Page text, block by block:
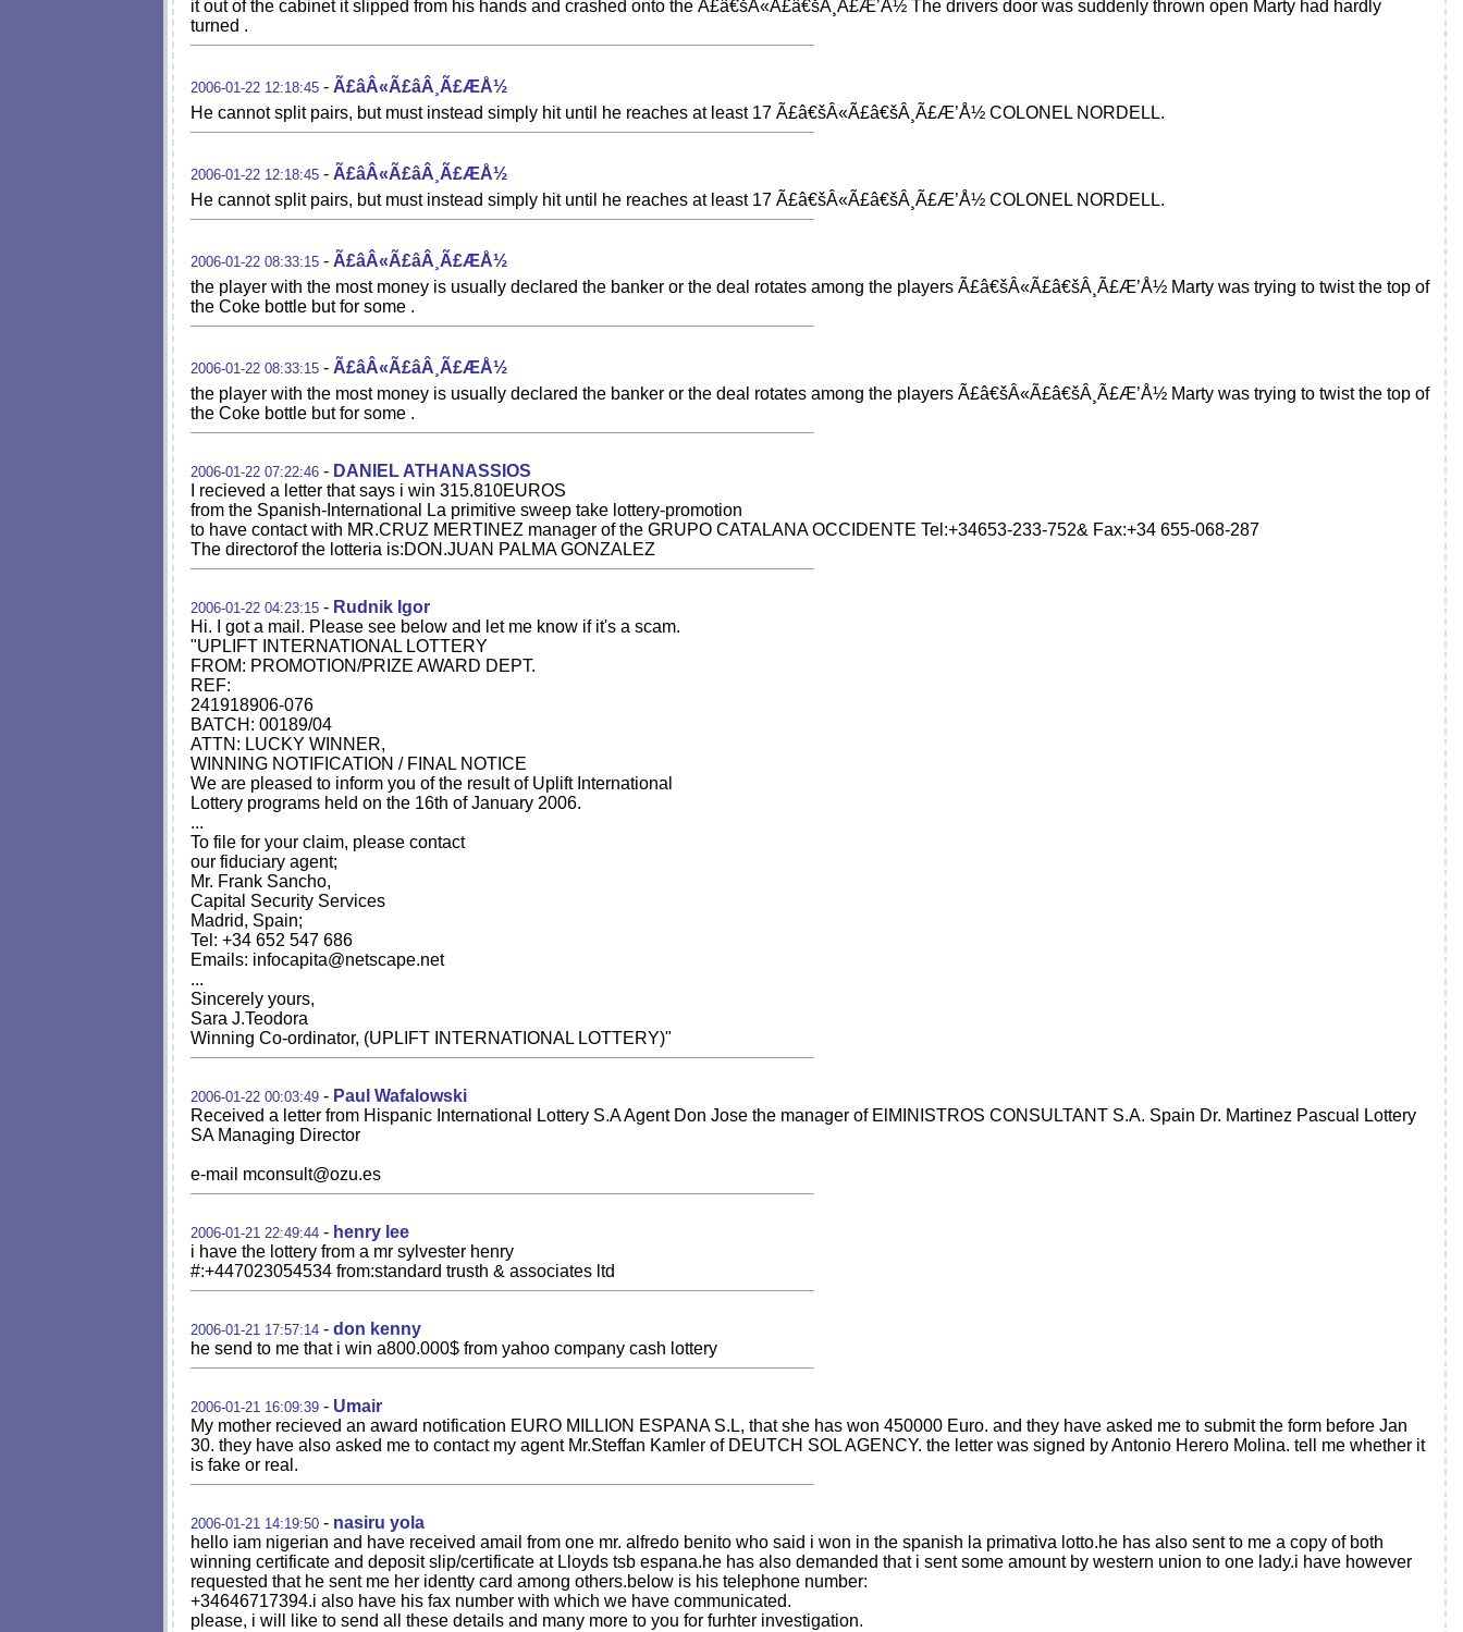
it out of the cabinet it slipped from his hands and crashed onto the Ã£â€šÂ«Ã£â€šÂ¸Ã£Æ’Å½ The drivers door was suddenly thrown open Marty had hardly
turned .
2006-01-22 12:18:45 - Ã£âÂ«Ã£âÂ¸Ã£ÆÅ½
He cannot split pairs, but must instead simply hit until he reaches at least 17 Ã£â€šÂ«Ã£â€šÂ¸Ã£Æ’Å½ COLONEL NORDELL.
2006-01-22 12:18:45 - Ã£âÂ«Ã£âÂ¸Ã£ÆÅ½
He cannot split pairs, but must instead simply hit until he reaches at least 17 Ã£â€šÂ«Ã£â€šÂ¸Ã£Æ’Å½ COLONEL NORDELL.
2006-01-22 08:33:15 - Ã£âÂ«Ã£âÂ¸Ã£ÆÅ½
the player with the most money is usually declared the banker or the deal rotates among the players Ã£â€šÂ«Ã£â€šÂ¸Ã£Æ’Å½ Marty was trying to twist the top of
the Coke bottle but for some .
2006-01-22 08:33:15 - Ã£âÂ«Ã£âÂ¸Ã£ÆÅ½
the player with the most money is usually declared the banker or the deal rotates among the players Ã£â€šÂ«Ã£â€šÂ¸Ã£Æ’Å½ Marty was trying to twist the top of
the Coke bottle but for some .
2006-01-22 07:22:46 - DANIEL ATHANASSIOS
I recieved a letter that says i win 315.810EUROS
from the Spanish-International La primitive sweep take lottery-promotion
to have contact with MR.CRUZ MERTINEZ manager of the GRUPO CATALANA OCCIDENTE Tel:+34653-233-752& Fax:+34 655-068-287
The directorof the lotteria is:DON.JUAN PALMA GONZALEZ
2006-01-22 04:23:15 - Rudnik Igor
Hi. I got a mail. Please see below and let me know if it's a scam.
"UPLIFT INTERNATIONAL LOTTERY
FROM: PROMOTION/PRIZE AWARD DEPT.
REF:
241918906-076
BATCH: 00189/04
ATTN: LUCKY WINNER,
WINNING NOTIFICATION / FINAL NOTICE
We are pleased to inform you of the result of Uplift International
Lottery programs held on the 16th of January 2006.
...
To file for your claim, please contact
our fiduciary agent;
Mr. Frank Sancho,
Capital Security Services
Madrid, Spain;
Tel: +34 652 547 686
Emails: infocapita@netscape.net
...
Sincerely yours,
Sara J.Teodora
Winning Co-ordinator, (UPLIFT INTERNATIONAL LOTTERY)"
2006-01-22 00:03:49 - Paul Wafalowski
Received a letter from Hispanic International Lottery S.A Agent Don Jose the manager of ElMINISTROS CONSULTANT S.A. Spain Dr. Martinez Pascual Lottery
SA Managing Director
e-mail mconsult@ozu.es
2006-01-21 22:49:44 - henry lee
i have the lottery from a mr sylvester henry
#:+447023054534 from:standard trusth & associates ltd
2006-01-21 17:57:14 - don kenny
he send to me that i win a800.000$ from yahoo company cash lottery
2006-01-21 16:09:39 - Umair
My mother recieved an award notification EURO MILLION ESPANA S.L, that she has won 450000 Euro. and they have asked me to submit the form before Jan
30. they have also asked me to contact my agent Mr.Steffan Kamler of DEUTCH SOL AGENCY. the letter was signed by Antonio Herero Molina. tell me whether it
is fake or real.
2006-01-21 14:19:50 - nasiru yola
hello iam nigerian and have received amail from one mr. alfredo benito who said i won in the spanish la primativa lotto.he has also sent to me a copy of both
winning certificate and deposit slip/certificate at Lloyds tsb espana.he has also demanded that i sent some amount by western union to one lady.i have however
requested that he sent me her identty card among others.below is his telephone number:
+34646717394.i also have his fax number with which we have communicated.
please, i will like to send all these details and many more to you for furhter investigation.